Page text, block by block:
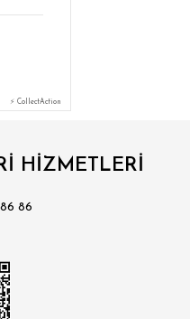
⚡ CollectAction
HİZMETLERİ
86